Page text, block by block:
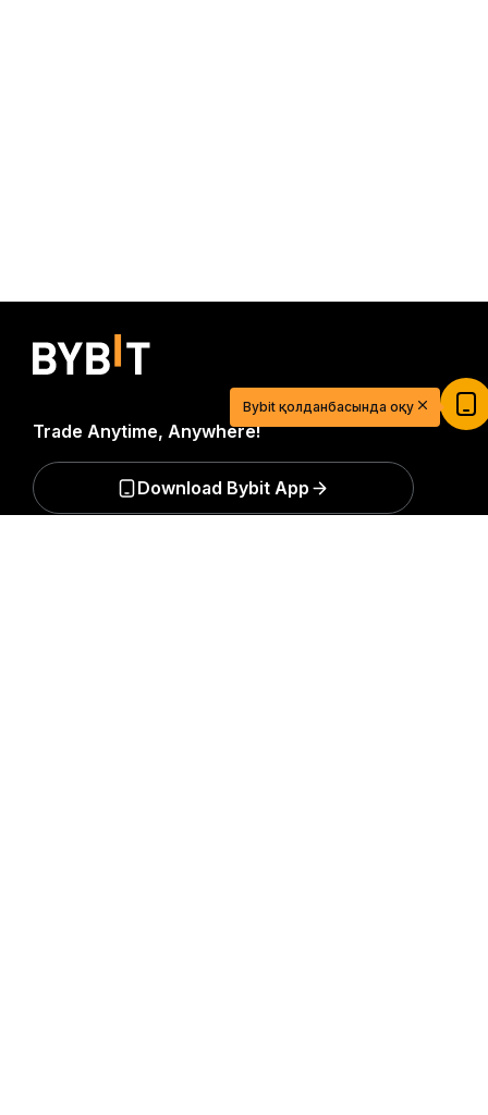
Trade Anytime, Anywhere!
Download Bybit App
$20 USDT-мен сауда сапарыңызды
Қазір тіркеліп, депозит салып 20$ алыңызBybit қолданбасында оқу